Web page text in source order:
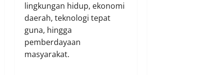
lingkungan hidup, ekonomi
daerah, teknologi tepat
guna, hingga
pemberdayaan
masyarakat.